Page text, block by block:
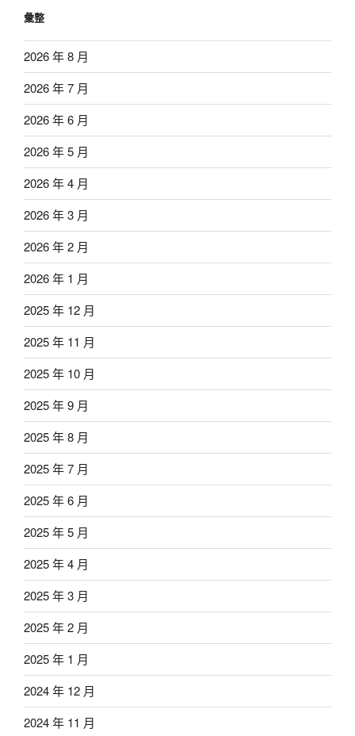
彙整
2026 年 8 月
2026 年 7 月
2026 年 6 月
2026 年 5 月
2026 年 4 月
2026 年 3 月
2026 年 2 月
2026 年 1 月
2025 年 12 月
2025 年 11 月
2025 年 10 月
2025 年 9 月
2025 年 8 月
2025 年 7 月
2025 年 6 月
2025 年 5 月
2025 年 4 月
2025 年 3 月
2025 年 2 月
2025 年 1 月
2024 年 12 月
2024 年 11 月